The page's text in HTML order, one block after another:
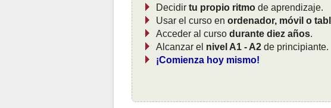
Decidir tu propio ritmode aprendizaje.
Usar el curso en ordenador, móvil o
Acceder al curso durante diez años.
Alcanzar el nivel A1 - A2de principiante.
¡Comienza hoy mismo!